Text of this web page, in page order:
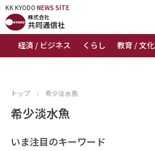
KK KYODO NEWS SITE
経済 / ビジネス くらし 教育 / 文化
KK KYODONEWS SITE
トップページ
ニュース
おすすめコンテンツ
トップ › 希少淡水魚
希少淡水魚
いま注目のキーワード